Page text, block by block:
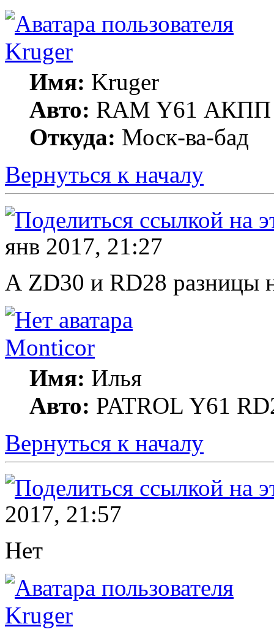
Kruger
Имя: Kruger
Авто: RAM Y61 АКПП
Откуда: Моск-ва-бад
Вернуться к началу
янв 2017, 21:27
А ZD30 и RD28 разницы
Monticor
Имя: Илья
Авто: PATROL Y61
Вернуться к началу
2017, 21:57
Нет
Kruger